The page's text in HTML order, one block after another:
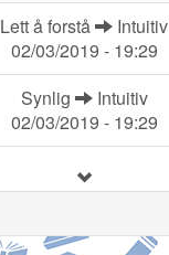
Lett å forstå
Intuitiv
02/03/2019 - 19:29
Synlig
Intuitiv
02/03/2019 - 19:29